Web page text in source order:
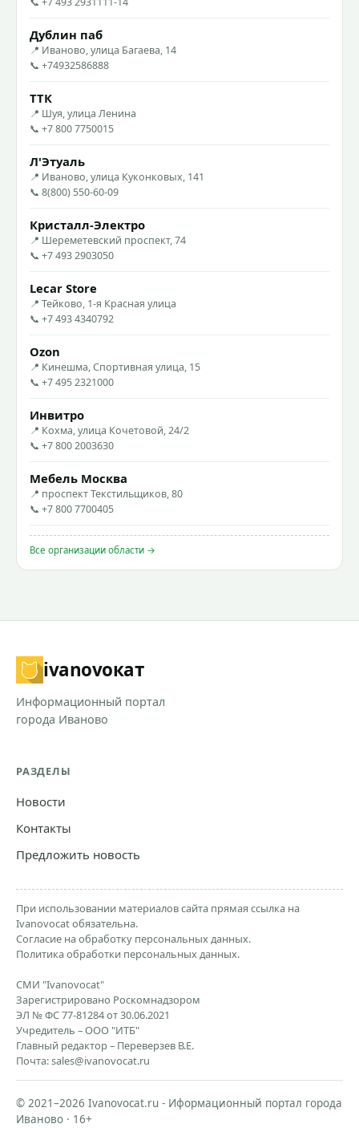
Дублин паб
📍 Иваново, улица Багаева, 14
📞 +74932586888
ТТК
📍 Шуя, улица Ленина
📞 +7 800 7750015
Л'Этуаль
📍 Иваново, улица Куконковых, 141
📞 8(800) 550-60-09
Кристалл-Электро
📍 Шереметевский проспект, 74
📞 +7 493 2903050
Lecar Store
📍 Тейково, 1-я Красная улица
📞 +7 493 4340792
Ozon
📍 Кинешма, Спортивная улица, 15
📞 +7 495 2321000
Инвитро
📍 Кохма, улица Кочетовой, 24/2
📞 +7 800 2003630
Мебель Москва
📍 проспект Текстильщиков, 80
📞 +7 800 7700405
Все организации области →
ivanovoкат
Информационный портал
города Иваново
РАЗДЕЛЫ
Новости
Контакты
Предложить новость
При использовании материалов сайта прямая ссылка на
Ivanovocat обязательна.
Согласие на обработку персональных данных.
Политика обработки персональных данных.
СМИ "Ivanovocat"
Зарегистрировано Роскомнадзором
ЭЛ № ФС 77-81284 от 30.06.2021
Учредитель – ООО "ИТБ"
Главный редактор – Переверзев В.Е.
Почта:sales@ivanovocat.ru
© 2021–2026 Ivanovocat.ru - Иформационный портал города
Иваново · 16+